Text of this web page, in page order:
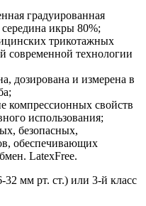
градуированная
икры 80%;
трикотажных
современной технологии
дозирована и измерена в
компрессионных свойств
использования;
безопасных,
обеспечивающих
LatexFree.
32 мм рт. ст.) или 3-й класс